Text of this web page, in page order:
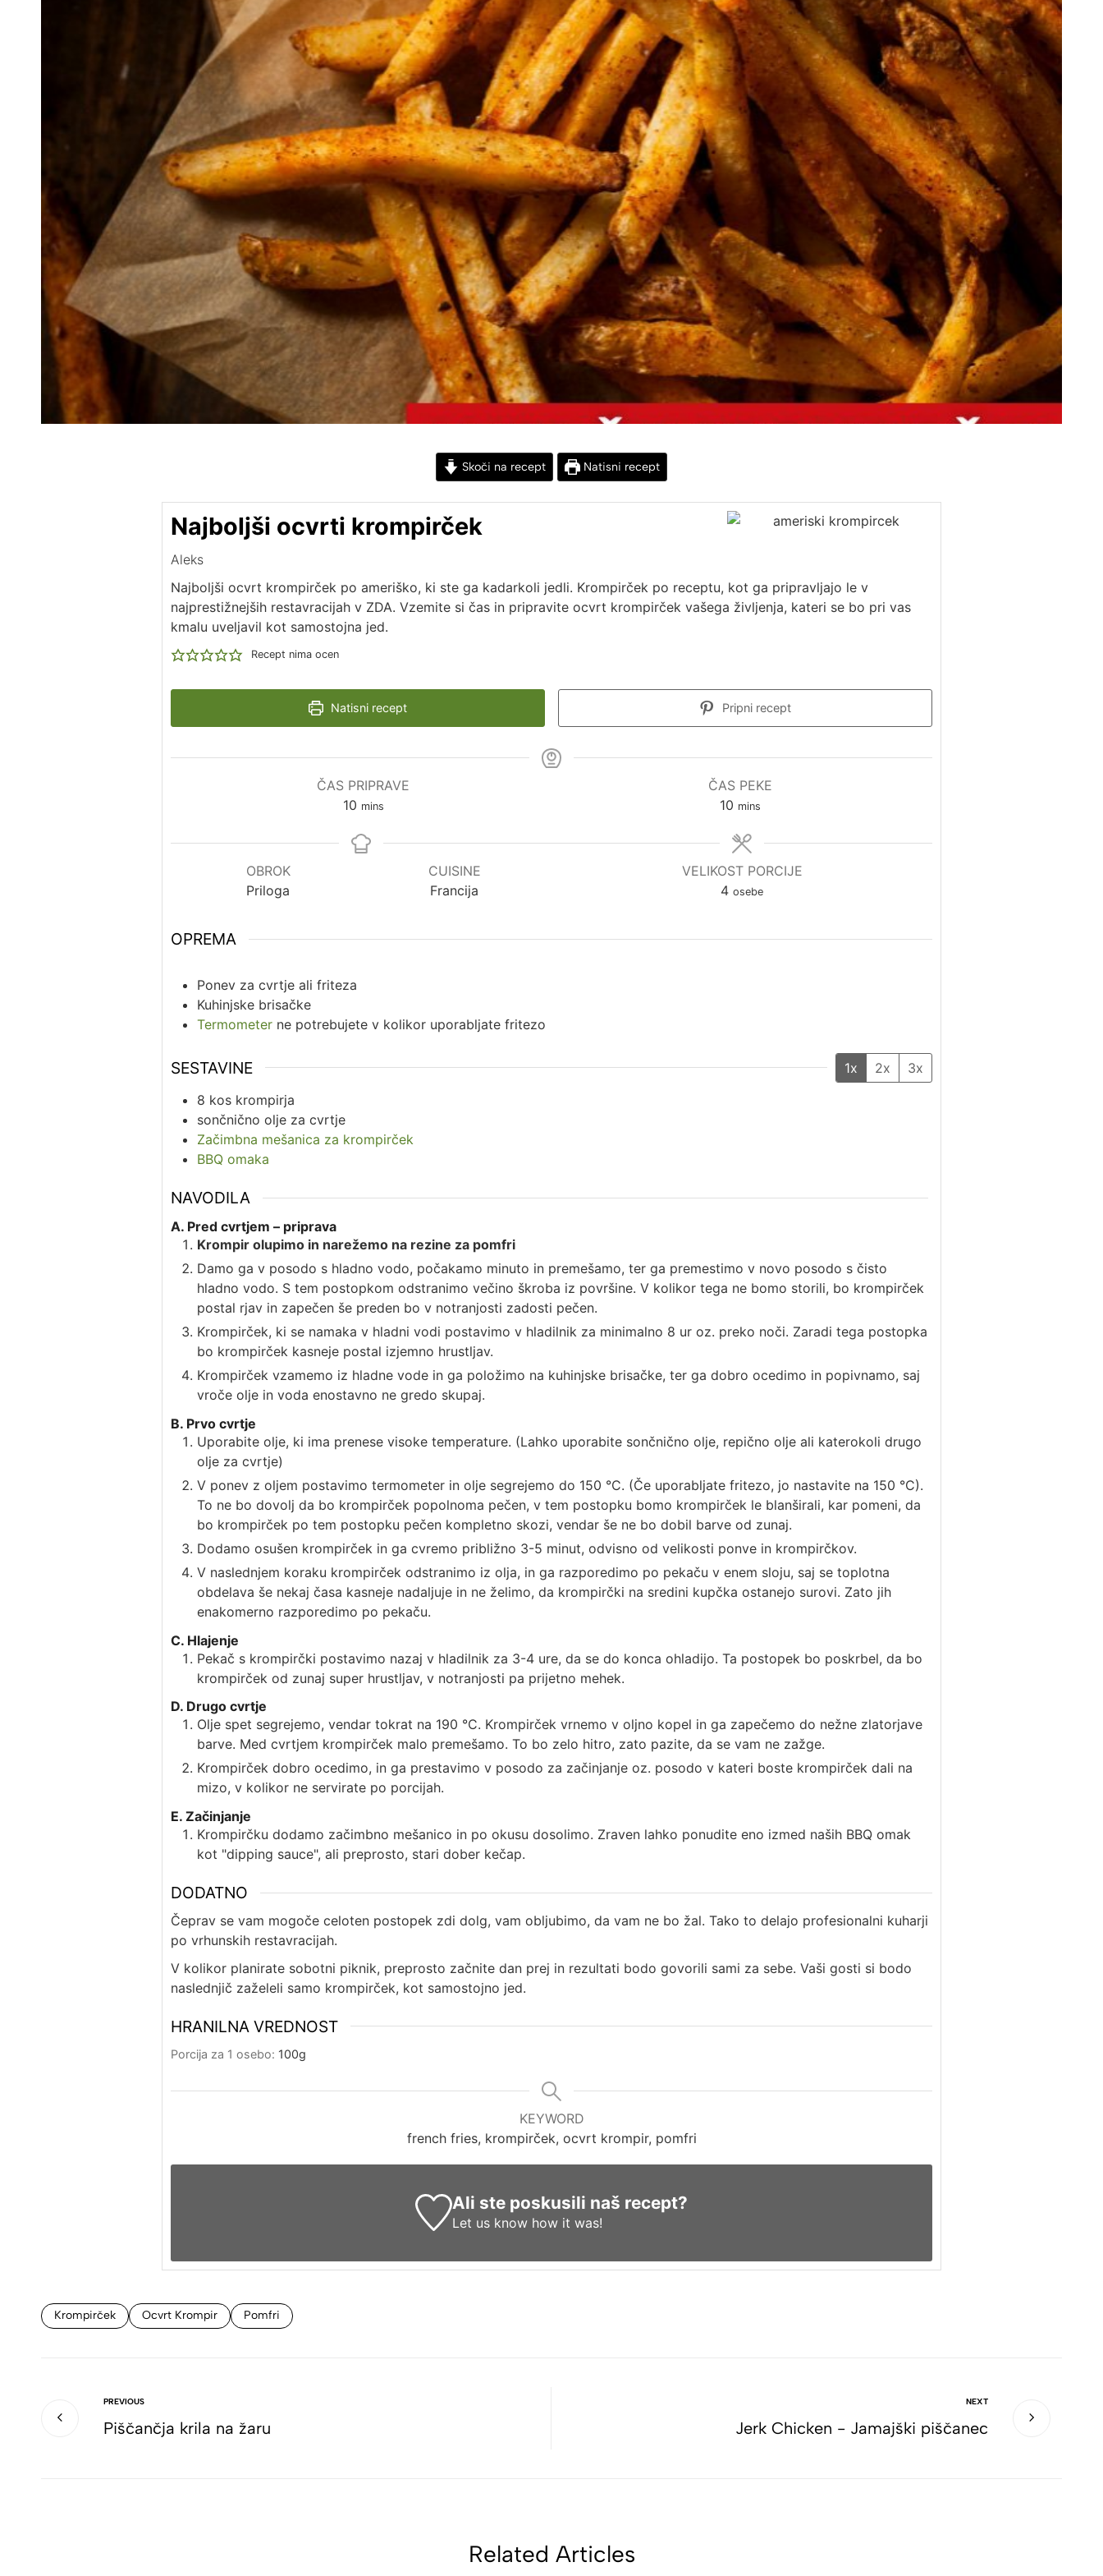
Skoči na recept Natisni recept
Najboljši ocvrti krompirček
Aleks
Najboljši ocvrt krompirček po ameriško, ki ste ga kadarkoli jedli. Krompirček po receptu, kot ga pripravljajo le v
najprestižnejših restavracijah v ZDA. Vzemite si čas in pripravite ocvrt krompirček vašega življenja, kateri se bo pri vas
kmalu uveljavil kot samostojna jed.
Recept nima ocen
Natisni recept Pripni recept
ČAS PRIPRAVE
10 mins
ČAS PEKE
10 mins
OBROK
Priloga
CUISINE
Francija
VELIKOST PORCIJE
4 osebe
OPREMA
Ponev za cvrtje ali friteza
Kuhinjske brisačke
Termometer ne potrebujete v kolikor uporabljate fritezo
SESTAVINE 1x 2x
3x
8 kos krompirja
sončnično olje za cvrtje
Začimbna mešanica za krompirček
BBQ omaka
NAVODILA
A. Pred cvrtjem – priprava
Krompir olupimo in narežemo na rezine za pomfri
Damo ga v posodo s hladno vodo, počakamo minuto in premešamo, ter ga premestimo v novo posodo s čisto
hladno vodo. S tem postopkom odstranimo večino škroba iz površine. V kolikor tega ne bomo storili, bo krompirček
postal rjav in zapečen še preden bo v notranjosti zadosti pečen.
Krompirček, ki se namaka v hladni vodi postavimo v hladilnik za minimalno 8 ur oz. preko noči. Zaradi tega postopka
bo krompirček kasneje postal izjemno hrustljav.
Krompirček vzamemo iz hladne vode in ga položimo na kuhinjske brisačke, ter ga dobro ocedimo in popivnamo, saj
vroče olje in voda enostavno ne gredo skupaj.
B. Prvo cvrtje
Uporabite olje, ki ima prenese visoke temperature. (Lahko uporabite sončnično olje, repično olje ali katerokoli drugo
olje za cvrtje)
V ponev z oljem postavimo termometer in olje segrejemo do 150 °C. (Če uporabljate fritezo, jo nastavite na 150 °C).
To ne bo dovolj da bo krompirček popolnoma pečen, v tem postopku bomo krompirček le blanširali, kar pomeni, da
bo krompirček po tem postopku pečen kompletno skozi, vendar še ne bo dobil barve od zunaj.
Dodamo osušen krompirček in ga cvremo približno 3-5 minut, odvisno od velikosti ponve in krompirčkov.
V naslednjem koraku krompirček odstranimo iz olja, in ga razporedimo po pekaču v enem sloju, saj se toplotna
obdelava še nekaj časa kasneje nadaljuje in ne želimo, da krompirčki na sredini kupčka ostanejo surovi. Zato jih
enakomerno razporedimo po pekaču.
C. Hlajenje
Pekač s krompirčki postavimo nazaj v hladilnik za 3-4 ure, da se do konca ohladijo. Ta postopek bo poskrbel, da bo
krompirček od zunaj super hrustljav, v notranjosti pa prijetno mehek.
D. Drugo cvrtje
Olje spet segrejemo, vendar tokrat na 190 °C. Krompirček vrnemo v oljno kopel in ga zapečemo do nežne zlatorjave
barve. Med cvrtjem krompirček malo premešamo. To bo zelo hitro, zato pazite, da se vam ne zažge.
Krompirček dobro ocedimo, in ga prestavimo v posodo za začinjanje oz. posodo v kateri boste krompirček dali na
mizo, v kolikor ne servirate po porcijah.
E. Začinjanje
Krompirčku dodamo začimbno mešanico in po okusu dosolimo. Zraven lahko ponudite eno izmed naših BBQ omak
kot "dipping sauce", ali preprosto, stari dober kečap.
DODATNO
Čeprav se vam mogoče celoten postopek zdi dolg, vam obljubimo, da vam ne bo žal. Tako to delajo profesionalni kuharji
po vrhunskih restavracijah.
V kolikor planirate sobotni piknik, preprosto začnite dan prej in rezultati bodo govorili sami za sebe. Vaši gosti si bodo
naslednjič zaželeli samo krompirček, kot samostojno jed.
HRANILNA VREDNOST
Porcija za 1 osebo: 100g
KEYWORD
french fries, krompirček, ocvrt krompir, pomfri
Ali ste poskusili naš recept?
Let us know how it was!
Krompirček Ocvrt Krompir Pomfri
PREVIOUS
Piščančja krila na žaru
NEXT
Jerk Chicken - Jamajški piščanec
Related Articles